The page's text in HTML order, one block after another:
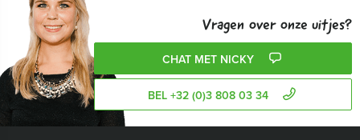
Vragen over onze uitjes?
CHAT MET NICKY
BEL +32 (0)3 808 03 34